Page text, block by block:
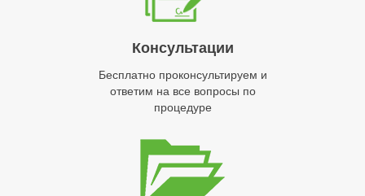
Консультации
Бесплатно проконсультируем и
ответим на все вопросы по
процедуре